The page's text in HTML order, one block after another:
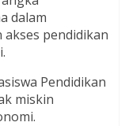
dalam
pendidikan
Pendidikan
miskin